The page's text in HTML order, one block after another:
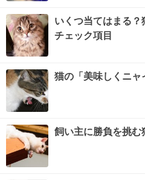
いくつ当てはまる
チェック項目
猫の「美味しくニャ
飼い主に勝負を挑む